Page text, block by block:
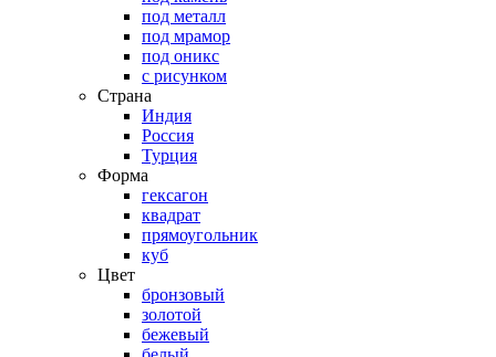
под металл
под мрамор
под оникс
с рисунком
Страна
Индия
Россия
Турция
Форма
гексагон
квадрат
прямоугольник
куб
Цвет
бронзовый
золотой
бежевый